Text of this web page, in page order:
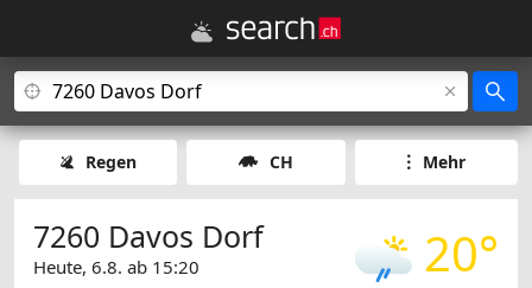
Regen CH Mehr
20°
7260 Davos Dorf
Heute, 6.8. ab 15:20